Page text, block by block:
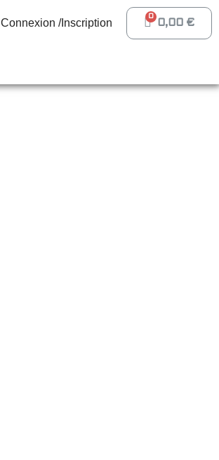
Connexion /Inscription 0,00 €